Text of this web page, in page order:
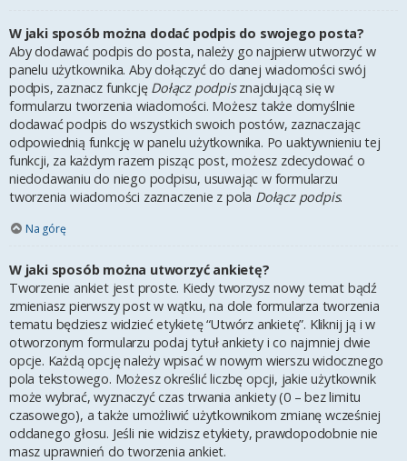
W jaki sposób można dodać podpis do swojego posta?
Aby dodawać podpis do posta, należy go najpierw utworzyć w
panelu użytkownika. Aby dołączyć do danej wiadomości swój
podpis, zaznacz funkcję Dołącz podpisznajdującą się w
formularzu tworzenia wiadomości. Możesz także domyślnie
dodawać podpis do wszystkich swoich postów, zaznaczając
odpowiednią funkcję w panelu użytkownika. Po uaktywnieniu tej
funkcji, za każdym razem pisząc post, możesz zdecydować o
niedodawaniu do niego podpisu, usuwając w formularzu
tworzenia wiadomości zaznaczenie z pola Dołącz podpis.
Na górę
W jaki sposób można utworzyć ankietę?
Tworzenie ankiet jest proste. Kiedy tworzysz nowy temat bądź
zmieniasz pierwszy post w wątku, na dole formularza tworzenia
tematu będziesz widzieć etykietę “Utwórz ankietę”. Kliknij ją i w
otworzonym formularzu podaj tytuł ankiety i co najmniej dwie
opcje. Każdą opcję należy wpisać w nowym wierszu widocznego
pola tekstowego. Możesz określić liczbę opcji, jakie użytkownik
może wybrać, wyznaczyć czas trwania ankiety (0 – bez limitu
czasowego), a także umożliwić użytkownikom zmianę wcześniej
oddanego głosu. Jeśli nie widzisz etykiety, prawdopodobnie nie
masz uprawnień do tworzenia ankiet.